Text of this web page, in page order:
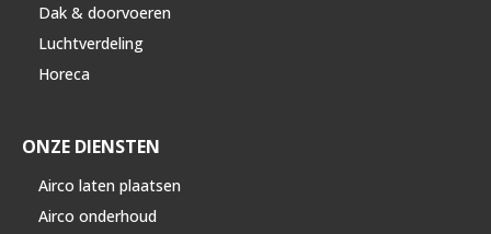
Dak & doorvoeren
Luchtverdeling
Horeca
ONZE DIENSTEN
Airco laten plaatsen
Airco onderhoud